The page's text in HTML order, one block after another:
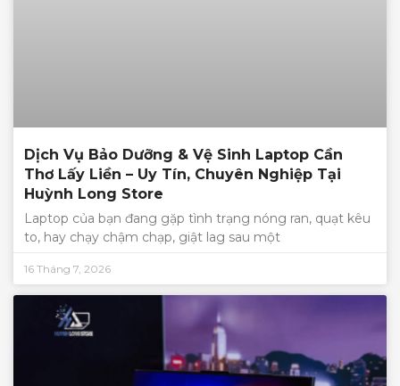
Dịch Vụ Bảo Dưỡng & Vệ Sinh Laptop Cần
Thơ Lấy Liền – Uy Tín, Chuyên Nghiệp Tại
Huỳnh Long Store
Laptop của bạn đang gặp tình trạng nóng ran, quạt kêu
to, hay chạy chậm chạp, giật lag sau một
16 Tháng 7, 2026